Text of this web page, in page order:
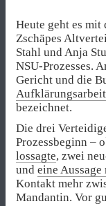
Heute geht es mit
Zschäpes
Stahl und Anja
NSU-Prozesses.
Gericht und die
bezeichnet.
Die drei
Prozessbeginn –
lossagte, zwei
und eine Aussage
Kontakt mehr
Mandantin. Vor